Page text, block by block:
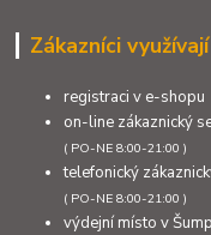
Zákazníci využívají
registraci v e-shopu
on-line zákaznický
( PO-NE 8:00-21:00 )
telefonický
( PO-NE 8:00-21:00 )
výdejní místo v